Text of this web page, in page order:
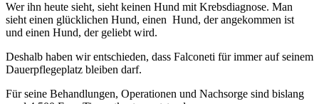
Wer ihn heu­te sieht, sieht kei­nen Hund mit Krebs­dia­gno­se. Man
sieht einen glück­li­chen Hund, einen Hund, der ange­kom­men ist
und einen Hund, der geliebt wird.
Des­halb haben wir ent­schie­den, dass Fal­co­ne­ti für immer auf sei­nem
Dau­er­pfle­ge­platz blei­ben darf.
Für sei­ne Behand­lun­gen, Ope­ra­tio­nen und Nach­sor­ge sind bis­lang